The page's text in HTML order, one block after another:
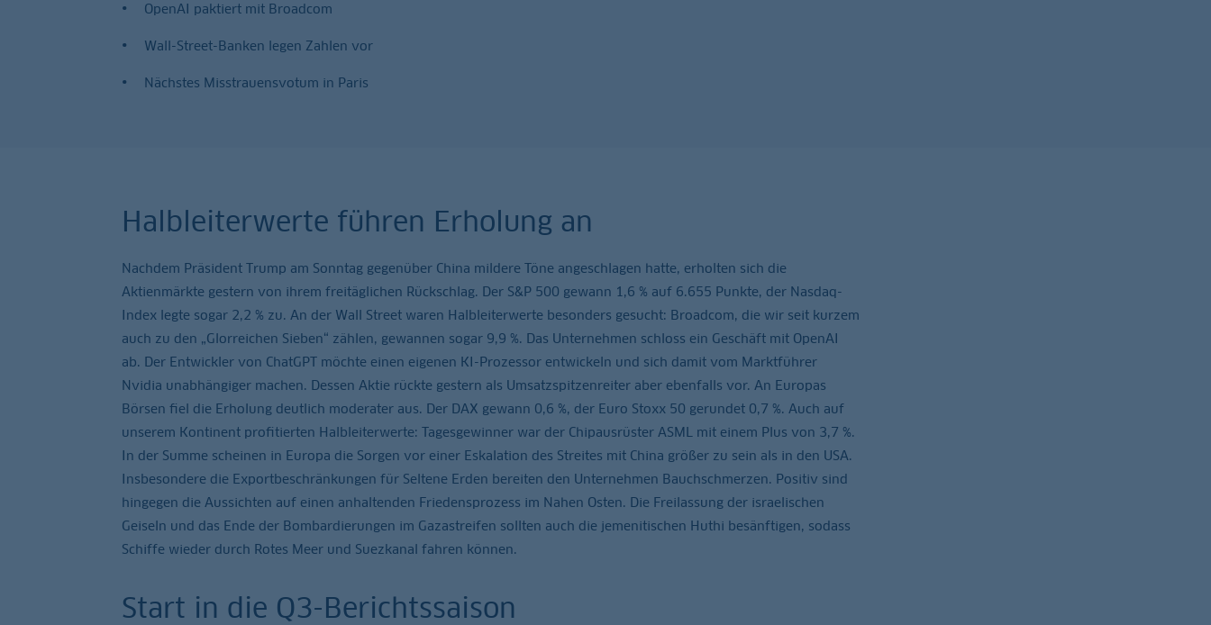
OpenAI paktiert mit Broadcom
Wall-Street-Banken legen Zahlen vor
Nächstes Misstrauensvotum in Paris
Halbleiterwerte führen Erholung an
Nachdem Präsident Trump am Sonntag gegenüber China mildere Töne angeschlagen hatte, erholten sich die
Aktienmärkte gestern von ihrem freitäglichen Rückschlag. Der S&P 500 gewann 1,6 % auf 6.655 Punkte, der Nasdaq-
Index legte sogar 2,2 % zu. An der Wall Street waren Halbleiterwerte besonders gesucht: Broadcom, die wir seit kurzem
auch zu den „Glorreichen Sieben“ zählen, gewannen sogar 9,9 %. Das Unternehmen schloss ein Geschäft mit OpenAI
ab. Der Entwickler von ChatGPT möchte einen eigenen KI-Prozessor entwickeln und sich damit vom Marktführer
Nvidia unabhängiger machen. Dessen Aktie rückte gestern als Umsatzspitzenreiter aber ebenfalls vor. An Europas
Börsen fiel die Erholung deutlich moderater aus. Der DAX gewann 0,6 %, der Euro Stoxx 50 gerundet 0,7 %. Auch auf
unserem Kontinent profitierten Halbleiterwerte: Tagesgewinner war der Chipausrüster ASML mit einem Plus von 3,7 %.
In der Summe scheinen in Europa die Sorgen vor einer Eskalation des Streites mit China größer zu sein als in den USA.
Insbesondere die Exportbeschränkungen für Seltene Erden bereiten den Unternehmen Bauchschmerzen. Positiv sind
hingegen die Aussichten auf einen anhaltenden Friedensprozess im Nahen Osten. Die Freilassung der israelischen
Geiseln und das Ende der Bombardierungen im Gazastreifen sollten auch die jemenitischen Huthi besänftigen, sodass
Schiffe wieder durch Rotes Meer und Suezkanal fahren können.
Start in die Q3-Berichtssaison